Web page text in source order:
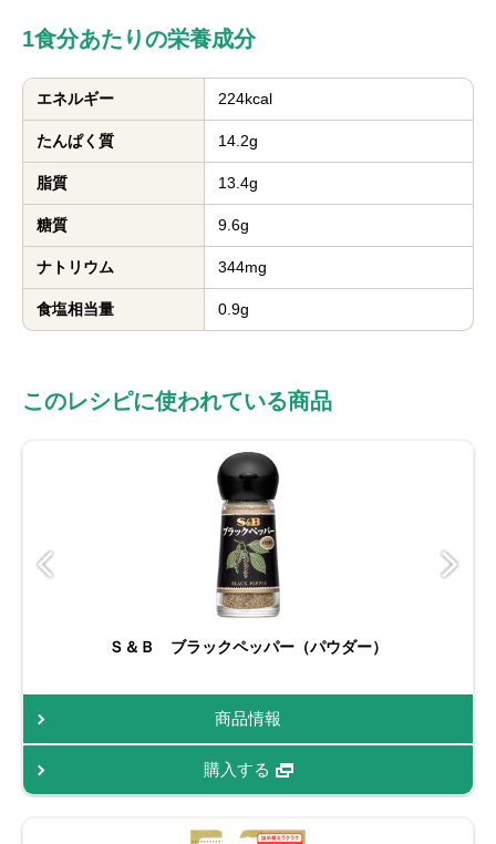
1食分あたりの栄養成分
エネルギー 224kcal
たんぱく質 14.2g
脂質 13.4g
糖質 9.6g
ナトリウム 344mg
食塩相当量 0.9g
このレシピに使われている商品
Ｓ＆Ｂ ブラックペッパー（パウダー）
商品情報
購入する